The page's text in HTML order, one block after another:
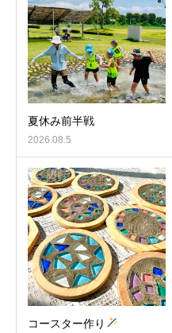
夏休み前半戦
2026.08.5
コースター作り